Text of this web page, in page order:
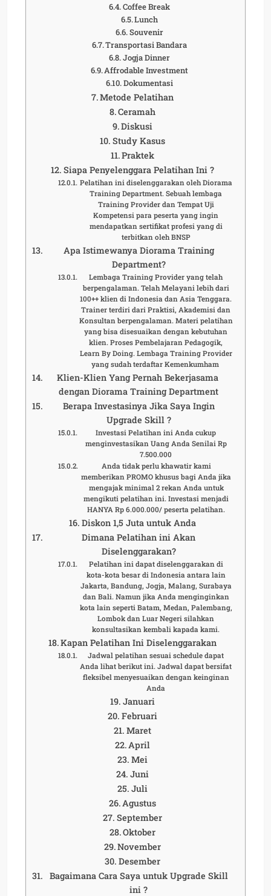
Coffee Break
Lunch
Souvenir
Transportasi Bandara
Jogja Dinner
Affrodable Investment
Dokumentasi
Metode Pelatihan
Ceramah
Diskusi
Study Kasus
Praktek
Siapa Penyelenggara Pelatihan Ini ?
Pelatihan ini diselenggarakan oleh Diorama
Training Department. Sebuah lembaga
Training Provider dan Tempat Uji
Kompetensi para peserta yang ingin
mendapatkan sertifikat profesi yang di
terbitkan oleh BNSP
Apa Istimewanya Diorama Training
Department?
Lembaga Training Provider yang telah
berpengalaman. Telah Melayani lebih dari
100++ klien di Indonesia dan Asia Tenggara.
Trainer terdiri dari Praktisi, Akademisi dan
Konsultan berpengalaman. Materi pelatihan
yang bisa disesuaikan dengan kebutuhan
klien. Proses Pembelajaran Pedagogik,
Learn By Doing. Lembaga Training Provider
yang sudah terdaftar Kemenkumham
Klien-Klien Yang Pernah Bekerjasama
dengan Diorama Training Department
Berapa Investasinya Jika Saya Ingin
Upgrade Skill ?
Investasi Pelatihan ini Anda cukup
menginvestasikan Uang Anda Senilai Rp
7.500.000
Anda tidak perlu khawatir kami
memberikan PROMO khusus bagi Anda jika
mengajak minimal 2 rekan Anda untuk
mengikuti pelatihan ini. Investasi menjadi
HANYA Rp 6.000.000/ peserta pelatihan.
Diskon 1,5 Juta untuk Anda
Dimana Pelatihan ini Akan
Diselenggarakan?
Pelatihan ini dapat diselenggarakan di
kota-kota besar di Indonesia antara lain
Jakarta, Bandung, Jogja, Malang, Surabaya
dan Bali. Namun jika Anda menginginkan
kota lain seperti Batam, Medan, Palembang,
Lombok dan Luar Negeri silahkan
konsultasikan kembali kapada kami.
Kapan Pelatihan Ini Diselenggarakan
Jadwal pelatihan sesuai schedule dapat
Anda lihat berikut ini. Jadwal dapat bersifat
fleksibel menyesuaikan dengan keinginan
Anda
Januari
Februari
Maret
April
Mei
Juni
Juli
Agustus
September
Oktober
November
Desember
Bagaimana Cara Saya untuk Upgrade Skill
ini ?